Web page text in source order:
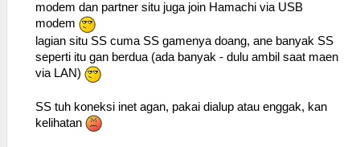
modem dan partner situ juga join Hamachi via USB
modem
lagian situ SS cuma SS gamenya doang, ane banyak SS
seperti itu gan berdua (ada banyak - dulu ambil saat maen
via LAN)
SS tuh koneksi inet agan, pakai dialup atau enggak, kan
kelihatan